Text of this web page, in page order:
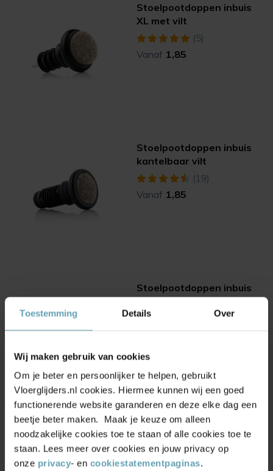
Toestemming Details Over
Wij maken gebruik van cookies
Om je beter en persoonlijker te helpen, gebruikt
Vloerglijders.nl cookies. Hiermee kunnen wij een goed
functionerende website garanderen en deze elke dag een
beetje beter maken. Maak je keuze om alleen
noodzakelijke cookies toe te staan of alle cookies toe te
staan. Lees meer over cookies en jouw privacy op
onze privacy- en cookiestatementpaginas.
Stoelpootdoppen inbuis
XL met vilt
(5)
Vanaf 1,85
Stoelpootdoppen inbuis
kantelbaar vilt
(19)
Vanaf 1,85
Stoelpootdoppen inbuis
kantelbaar XL met vilt
Stoelpootdoppen inbuis
kantelbaar teflon
(6)